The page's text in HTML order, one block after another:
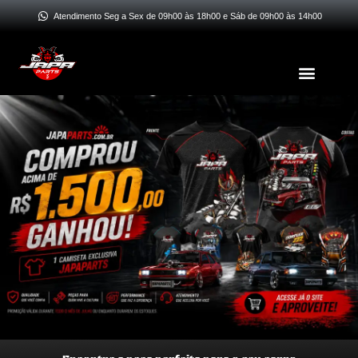
Ir
conteúdo
Atendimento Seg a Sex de 09h00 às 18h00 e Sáb de 09h00 às 14h00
Menu